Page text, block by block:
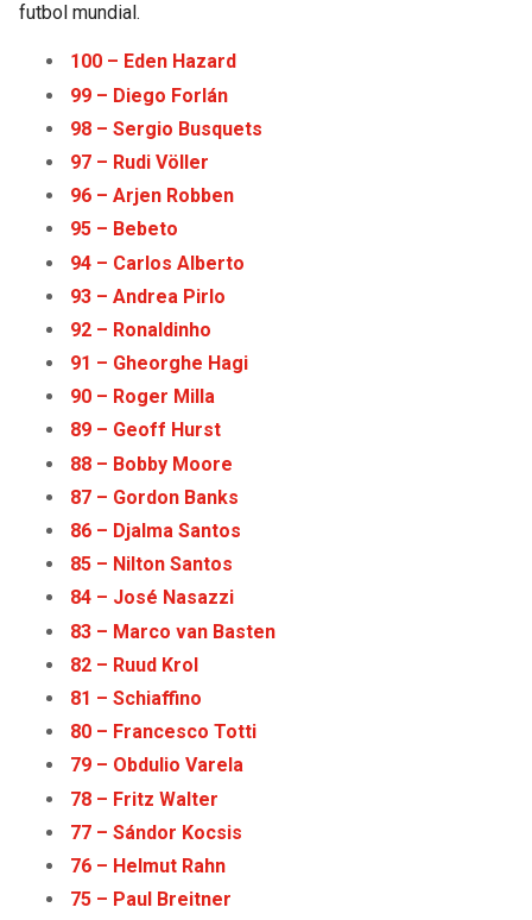
futbol mundial.
100 – Eden Hazard
99 – Diego Forlán
98 – Sergio Busquets
97 – Rudi Völler
96 – Arjen Robben
95 – Bebeto
94 – Carlos Alberto
93 – Andrea Pirlo
92 – Ronaldinho
91 – Gheorghe Hagi
90 – Roger Milla
89 – Geoff Hurst
88 – Bobby Moore
87 – Gordon Banks
86 – Djalma Santos
85 – Nilton Santos
84 – José Nasazzi
83 – Marco van Basten
82 – Ruud Krol
81 – Schiaffino
80 – Francesco Totti
79 – Obdulio Varela
78 – Fritz Walter
77 – Sándor Kocsis
76 – Helmut Rahn
75 – Paul Breitner